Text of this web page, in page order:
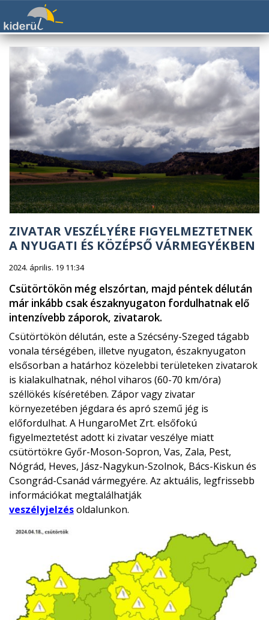
ZIVATAR VESZÉLYÉRE FIGYELMEZTETNEK
A NYUGATI ÉS KÖZÉPSŐ VÁRMEGYÉKBEN
2024. április. 19 11:34
Csütörtökön még elszórtan, majd péntek délután
már inkább csak északnyugaton fordulhatnak elő
intenzívebb záporok, zivatarok.
Csütörtökön délután, este a Szécsény-Szeged tágabb
vonala térségében, illetve nyugaton, északnyugaton
elsősorban a határhoz közelebbi területeken zivatarok
is kialakulhatnak, néhol viharos (60-70 km/óra)
széllökés kíséretében. Zápor vagy zivatar
környezetében jégdara és apró szemű jég is
előfordulhat. A HungaroMet Zrt. elsőfokú
figyelmeztetést adott ki zivatar veszélye miatt
csütörtökre Győr-Moson-Sopron, Vas, Zala, Pest,
Nógrád, Heves, Jász-Nagykun-Szolnok, Bács-Kiskun és
Csongrád-Csanád vármegyére. Az aktuális, legfrissebb
információkat megtalálhatják
veszélyjelzésoldalunkon.